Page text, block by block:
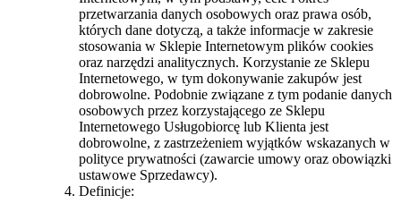
przetwarzania danych osobowych oraz prawa osób,
których dane dotyczą, a także informacje w zakresie
stosowania w Sklepie Internetowym plików cookies
oraz narzędzi analitycznych. Korzystanie ze Sklepu
Internetowego, w tym dokonywanie zakupów jest
dobrowolne. Podobnie związane z tym podanie danych
osobowych przez korzystającego ze Sklepu
Internetowego Usługobiorcę lub Klienta jest
dobrowolne, z zastrzeżeniem wyjątków wskazanych w
polityce prywatności (zawarcie umowy oraz obowiązki
ustawowe Sprzedawcy).
Definicje: